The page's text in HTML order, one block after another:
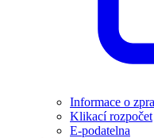
Informace o
Klikací rozpočet
E-podatelna